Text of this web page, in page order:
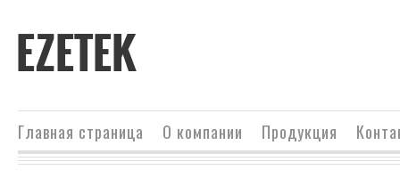
EZETEK
Главная страница О компании Продукция